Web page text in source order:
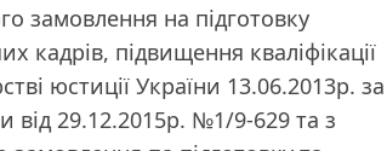
замовлення на підготовку
кадрів, підвищення кваліфікації
юстиції України 13.06.2013р. за
від 29.12.2015р. №1/9-629 та з